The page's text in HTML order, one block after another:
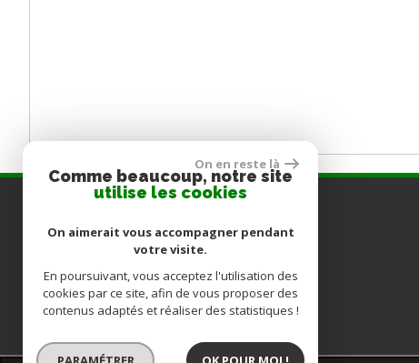
05.59.24.19.19
E-mail : partenaire.immobilier64@wanadoo.fr
Adresse :
20 Rue de la Bergerie 64200 Biarritz
On en reste là
Comme beaucoup, notre site
utilise les cookies
On aimerait vous accompagner pendant
votre visite.
En poursuivant, vous acceptez l'utilisation des
cookies par ce site, afin de vous proposer des
contenus adaptés et réaliser des statistiques !